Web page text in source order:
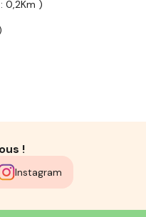
0,2Km )
!
Instagram